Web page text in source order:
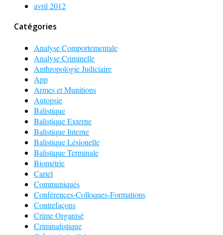
avril 2012
Catégories
Analyse Comportementale
Analyse Criminelle
Anthropologie Judiciaire
App
Armes et Munitions
Autopsie
Balistique
Balistique Externe
Balistique Interne
Balistique Lésionelle
Balistique Terminale
Biométrie
Cartel
Communiqués
Conférences-Colloques-Formations
Contrefaçons
Crime Organisé
Criminalistique